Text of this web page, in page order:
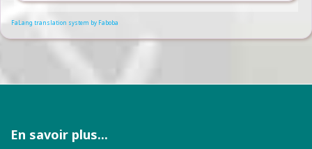
FaLang translation system by Faboba
En savoir plus...